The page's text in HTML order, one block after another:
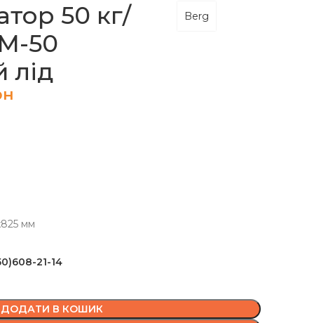
50 кг/
50
лід
Berg
мм
21-14
ДОДАТИ В КОШИК